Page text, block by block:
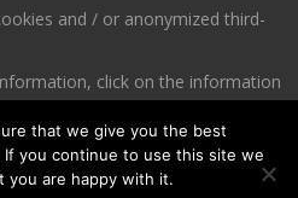
and / or anonymized third-
click on the information
that we give you the best
you continue to use this site we
you are happy with it.